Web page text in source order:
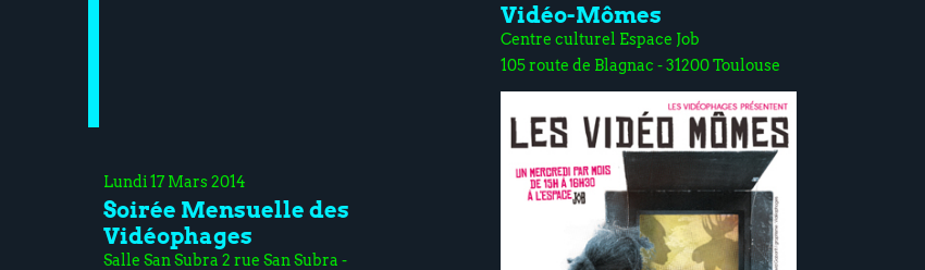
Lundi 17 Mars 2014
Soirée Mensuelle des
Vidéophages
Salle San Subra 2 rue San Subra -
Vidéo-Mômes
Centre culturel Espace Job
105 route de Blagnac - 31200 Toulouse